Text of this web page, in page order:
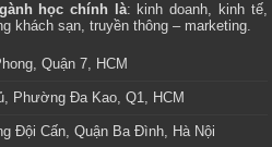
học chính là: kinh doanh, kinh tế,
khách sạn, truyền thông – marketing.
Quận 7, HCM
Phường Đa Kao, Q1, HCM
Đội Cấn, Quận Ba Đình, Hà Nội